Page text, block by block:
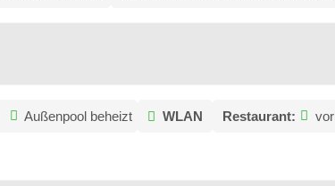
Außenpool beheizt WLAN Restaurant: